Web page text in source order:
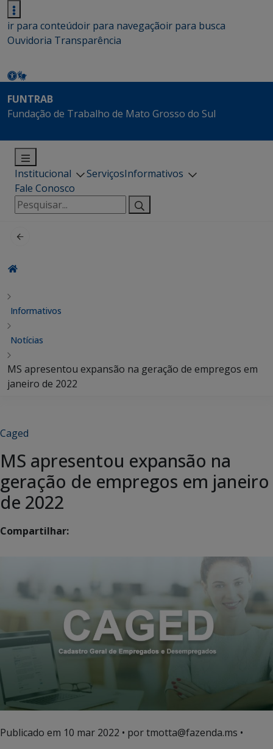
ir para conteúdoir para navegaçãoir para busca
Ouvidoria Transparência
FUNTRAB
Fundação de Trabalho de Mato Grosso do Sul
Institucional ServiçosInformativos
Fale Conosco
Pesquisar
por:
Informativos
Notícias
MS apresentou expansão na geração de empregos em
janeiro de 2022
Caged
MS apresentou expansão na
geração de empregos em janeiro
de 2022
Compartilhar:
Publicado em 10 mar 2022 • por tmotta@fazenda.ms •